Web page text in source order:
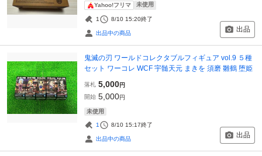
Yahoo!フリマ 未使用
1 8/10 15:20終了
出品中の商品 出品
鬼滅の刃 ワールドコレクタブルフィギュア vol.9 ５種
セット ワーコレ WCF 宇髄天元 まきを 須磨 雛鶴 堕姫
落札 5,000円
開始 5,000円
未使用
1 8/10 15:17終了
出品中の商品 出品